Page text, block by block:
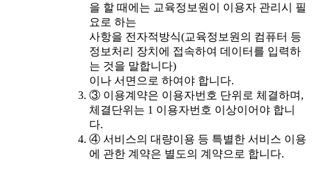
을 할 때에는 교육정보원이 이용자 관리시 필
요로 하는
사항을 전자적방식(교육정보원의 컴퓨터 등
정보처리 장치에 접속하여 데이터를 입력하
는 것을 말합니다)
이나 서면으로 하여야 합니다.
③ 이용계약은 이용자번호 단위로 체결하며,
체결단위는 1 이용자번호 이상이어야 합니
다.
④ 서비스의 대량이용 등 특별한 서비스 이용
에 관한 계약은 별도의 계약으로 합니다.